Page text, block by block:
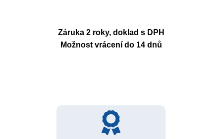
Záruka 2 roky, doklad s DPH
Možnost vrácení do 14 dnů